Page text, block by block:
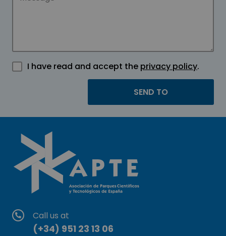
I have read and accept the privacy policy.
Call us at
(+34) 951 23 13 06